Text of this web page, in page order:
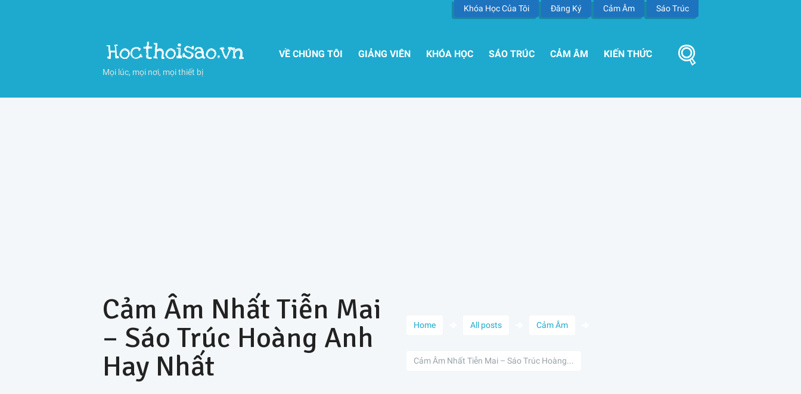
Khóa Học Của Tôi Đăng Ký Cảm Âm Sáo Trúc
Hocthoisao.vn
Mọi lúc, mọi nơi, mọi thiết bị
VỀ CHÚNG TÔI GIẢNG VIÊN KHÓA HỌC SÁO TRÚC CẢM ÂM KIẾN THỨC
Home All posts Cảm Âm
Cảm Âm Nhất Tiễn Mai – Sáo Trúc Hoàng...
Cảm Âm Nhất Tiễn Mai
– Sáo Trúc Hoàng Anh
Hay Nhất